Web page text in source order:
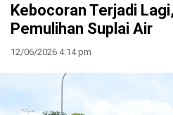
Kebocoran Terjadi
Pemulihan Suplai Air
12/06/2026 4:14 pm